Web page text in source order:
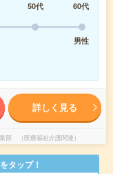
50代
60代
男性
詳しく見る
部 （医療福祉介護関連）
タップ！